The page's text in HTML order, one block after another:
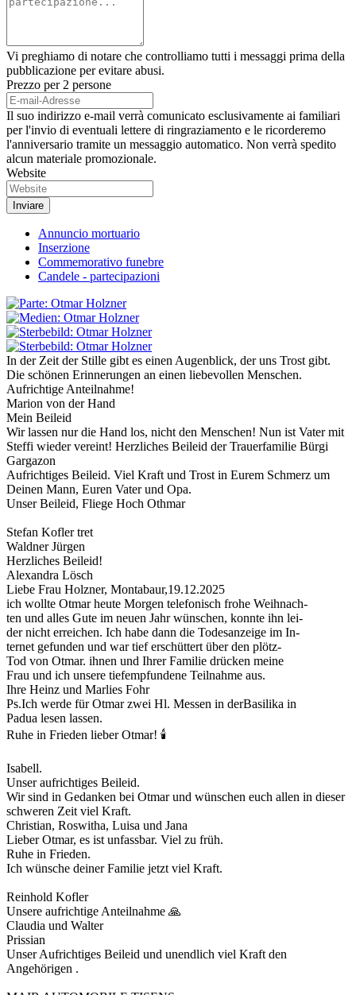
Vi preghiamo di notare che controlliamo tutti i messaggi prima della
pubblicazione per evitare abusi.
Prezzo per 2 persone
Il suo indirizzo e-mail verrà comunicato esclusivamente ai familiari
per l'invio di eventuali lettere di ringraziamento e le ricorderemo
l'anniversario tramite un messaggio automatico. Non verrà spedito
alcun materiale promozionale.
Website
Annuncio mortuario
Inserzione
Commemorativo funebre
Candele - partecipazioni
In der Zeit der Stille gibt es einen Augenblick, der uns Trost gibt.
Die schönen Erinnerungen an einen liebevollen Menschen.
Aufrichtige Anteilnahme!
Marion von der Hand
Mein Beileid
Wir lassen nur die Hand los, nicht den Menschen! Nun ist Vater mit
Steffi wieder vereint! Herzliches Beileid der Trauerfamilie Bürgi
Gargazon
Aufrichtiges Beileid. Viel Kraft und Trost in Eurem Schmerz um
Deinen Mann, Euren Vater und Opa.
Unser Beileid, Fliege Hoch Othmar
Stefan Kofler tret
Waldner Jürgen
Herzliches Beileid!
Alexandra Lösch
Liebe Frau Holzner, Montabaur,19.12.2025
ich wollte Otmar heute Morgen telefonisch frohe Weihnach-
ten und alles Gute im neuen Jahr wünschen, konnte ihn lei-
der nicht erreichen. Ich habe dann die Todesanzeige im In-
ternet gefunden und war tief erschüttert über den plötz-
Tod von Otmar. ihnen und Ihrer Familie drücken meine
Frau und ich unsere tiefempfundene Teilnahme aus.
Ihre Heinz und Marlies Fohr
Ps.Ich werde für Otmar zwei Hl. Messen in derBasilika in
Padua lesen lassen.
Ruhe in Frieden lieber Otmar! 🕯️
Isabell.
Unser aufrichtiges Beileid.
Wir sind in Gedanken bei Otmar und wünschen euch allen in dieser
schweren Zeit viel Kraft.
Christian, Roswitha, Luisa und Jana
Lieber Otmar, es ist unfassbar. Viel zu früh.
Ruhe in Frieden.
Ich wünsche deiner Familie jetzt viel Kraft.
Reinhold Kofler
Unsere aufrichtige Anteilnahme 🙏
Claudia und Walter
Prissian
Unser Aufrichtiges Beileid und unendlich viel Kraft den
Angehörigen .